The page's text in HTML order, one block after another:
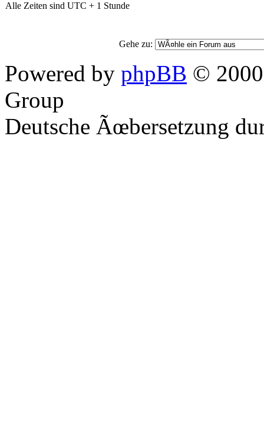
Alle Zeiten sind UTC + 1 Stunde
Gehe zu:
Powered by phpBB ©
Group
Deutsche Ãœbersetzung